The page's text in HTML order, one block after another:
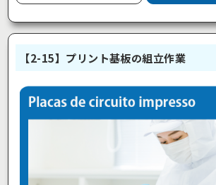
【2-15】プリント基板の組立作業